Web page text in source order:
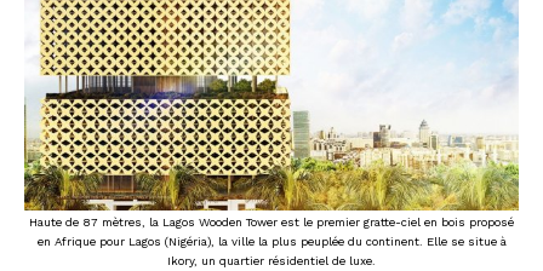
Haute de 87 mètres, la Lagos Wooden Tower est le premier gratte-ciel en bois proposé
en Afrique pour Lagos (Nigéria), la ville la plus peuplée du continent. Elle se situe à
Ikory, un quartier résidentiel de luxe.